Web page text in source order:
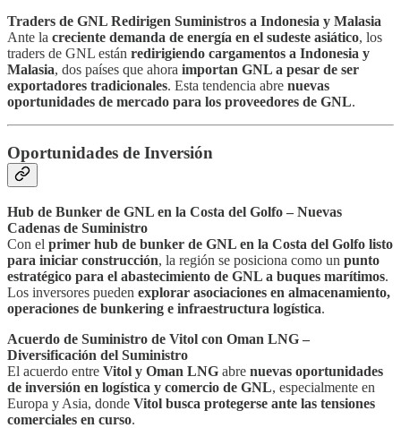
Traders de GNL Redirigen Suministros a Indonesia y Malasia
Ante la creciente demanda de energía en el sudeste asiático, los
traders de GNL están redirigiendo cargamentos a Indonesia y
Malasia, dos países que ahora importan GNL a pesar de ser
exportadores tradicionales. Esta tendencia abre nuevas
oportunidades de mercado para los proveedores de GNL.
Oportunidades de Inversión
Hub de Bunker de GNL en la Costa del Golfo – Nuevas
Cadenas de Suministro
Con el primer hub de bunker de GNL en la Costa del Golfo listo
para iniciar construcción, la región se posiciona como un punto
estratégico para el abastecimiento de GNL a buques marítimos.
Los inversores pueden explorar asociaciones en almacenamiento,
operaciones de bunkering e infraestructura logística.
Acuerdo de Suministro de Vitol con Oman LNG –
Diversificación del Suministro
El acuerdo entre Vitol y Oman LNG abre nuevas oportunidades
de inversión en logística y comercio de GNL, especialmente en
Europa y Asia, donde Vitol busca protegerse ante las tensiones
comerciales en curso.